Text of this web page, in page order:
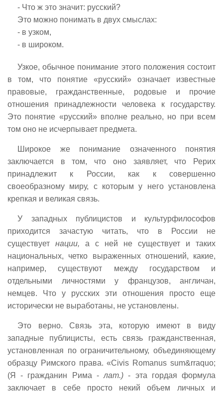
- Что ж это значит: русский?
Это можно понимать в двух смыслах:
- в узком,
- в широком.
Узкое, обычное понимание этого положения состоит
в том, что понятие «русский» означает известные
правовые, гражданственные, родовые и прочие
отношения принадлежности человека к государству.
Это понятие «русский» вполне реально, но при всем
том оно не исчерпывает предмета.
Широкое же понимание означенного понятия
заключается в том, что оно заявляет, что Рерих
принадлежит к России, как к совершенно
своеобразному миру, с которым у него установлена
крепкая и великая связь.
У западных публицистов и культурфилософов
приходится зачастую читать, что в России не
существует нации, а с ней не существует и таких
национальных, четко выраженных отношений, какие,
например, существуют между государством и
отдельными личностями у французов, англичан,
немцев. Что у русских эти отношения просто еще
исторически не выработаны, не установлены.
Это верно. Связь эта, которую имеют в виду
западные публицисты, есть связь гражданственная,
установленная по ограничительному, объединяющему
образцу Римского права. «Civis Romanus sum&rraquo;
(Я - гражданин Рима -лат.)- эта гордая формула
заключает в себе просто некий объем личных и